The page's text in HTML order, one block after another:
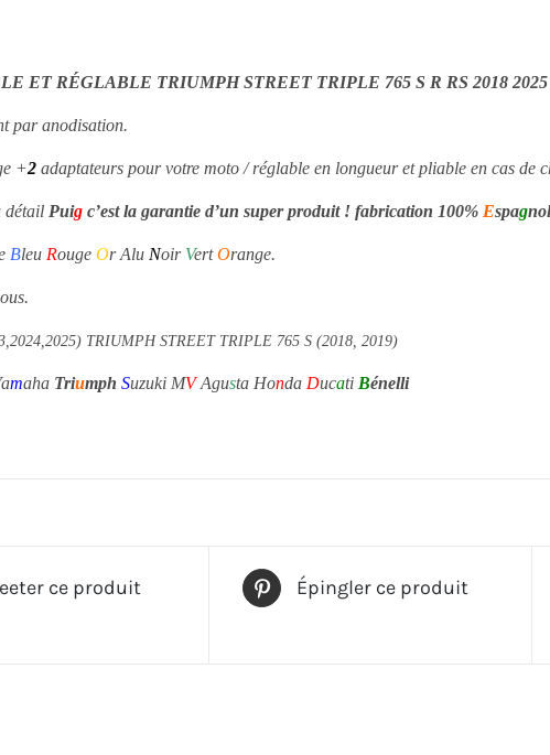
TRIPLE
RS
2018
ET RÉGLABLE TRIUMPH STREET TRIPLE 765 S R RS 2018 2025
par anodisation.
+2 adaptateurs pour votre moto / réglable en longueur et pliable en cas de
détail Puig c’est la garantie d’un super produit ! fabrication 100% Espag
Bleu Rouge Or Alu Noir VertOrange.
TRIUMPH STREET TRIPLE 765 S (2018, 2019)
maha Triumph Suzuki MVAgusta Honda Ducati Bénelli
ce produit Épingler ce produit